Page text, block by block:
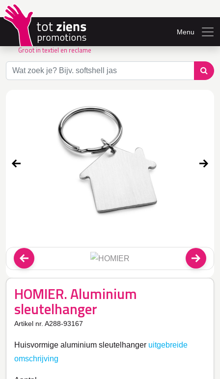
Groot in textiel en reclame
Menu
HOMIER. Aluminium
sleutelhanger
Artikel nr. A288-93167
Huisvormige aluminium sleutelhanger uitgebreide
omschrijving